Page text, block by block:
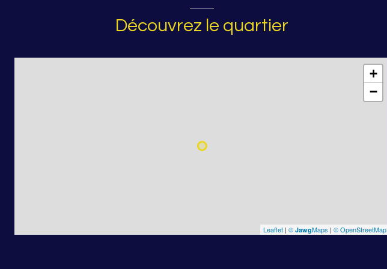
Découvrez le quartier
+
−
Leaflet | © JawgMaps | © OpenStreetMap